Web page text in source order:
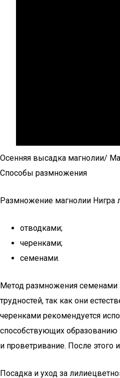
Осенняя высадка магнолии/
Способы размножения
Размножение магнолии Нигра
отводками;
черенками;
семенами.
Метод размножения семенами
трудностей, так как они
черенками рекомендуется
способствующих образованию
и проветривание. После
Посадка и уход за